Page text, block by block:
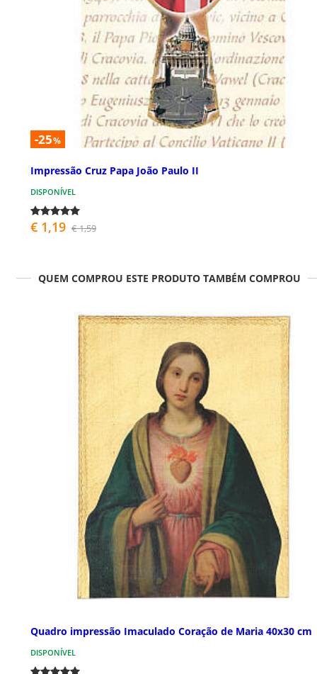
-25%
Impressão Cruz Papa João Paulo II
DISPONÍVEL
€ 1,19 € 1,59
QUEM COMPROU ESTE PRODUTO TAMBÉM COMPROU
Quadro impressão Imaculado Coração de Maria 40x30 cm
DISPONÍVEL